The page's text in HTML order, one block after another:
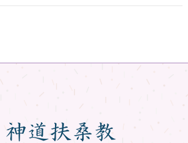
神道扶桑教